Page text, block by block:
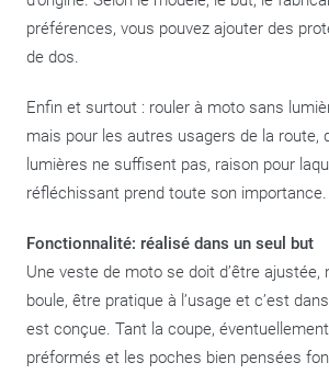
préférences, vous pouvez ajouter des
de dos.
Enfin et surtout : rouler à moto sans
mais pour les autres usagers de la route,
lumières ne suffisent pas, raison pour
réfléchissant prend toute son importance.
Fonctionnalité: réalisé dans un seul but
Une veste de moto se doit d’être ajustée,
boule, être pratique à l’usage et c’est
est conçue. Tant la coupe,
préformés et les poches bien pensées